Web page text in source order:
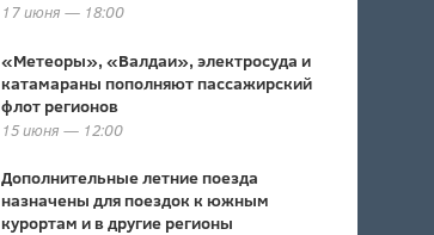
17 июня — 18:00
«Метеоры», «Валдаи», электросуда и
катамараны пополняют пассажирский
флот регионов
15 июня — 12:00
Дополнительные летние поезда
назначены для поездок к южным
курортам и в другие регионы